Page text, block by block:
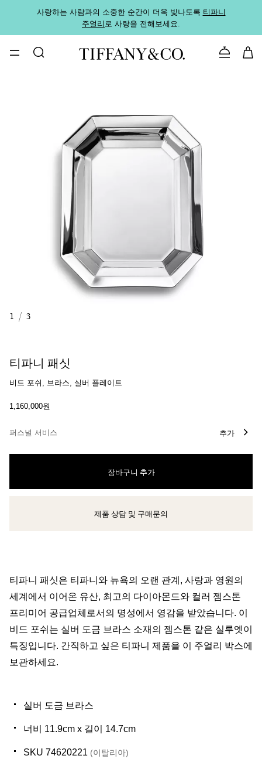
사랑하는 사람과의 소중한 순간이 더욱 빛나도록 티파니
주얼리로 사랑을 전해보세요.
문의하기
1 / 3
티파니 패싯
비드 포쉬, 브라스, 실버 플레이트
1,160,000원
퍼스널 서비스 추가
장바구니 추가
클라이언트 어드바이저에게 문의하거나 예약하세요
제품 상담 및 구매문의
티파니 패싯은 티파니와 뉴욕의 오랜 관계, 사랑과 영원의
세계에서 이어온 유산, 최고의 다이아몬드와 컬러 젬스톤
프리미어 공급업체로서의 명성에서 영감을 받았습니다. 이
비드 포쉬는 실버 도금 브라스 소재의 젬스톤 같은 실루엣이
특징입니다. 간직하고 싶은 티파니 제품을 이 주얼리 박스에
보관하세요.
실버 도금 브라스
너비 11.9cm x 길이 14.7cm
SKU 74620221 (이탈리아)